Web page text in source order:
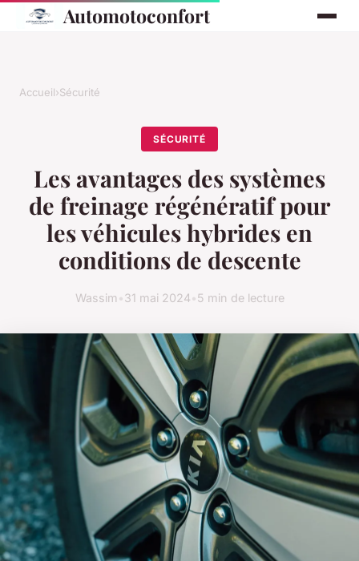
Automotoconfort
Accueil›Sécurité
SÉCURITÉ
Les avantages des systèmes
de freinage régénératif pour
les véhicules hybrides en
conditions de descente
Wassim•31 mai 2024•5 min de lecture